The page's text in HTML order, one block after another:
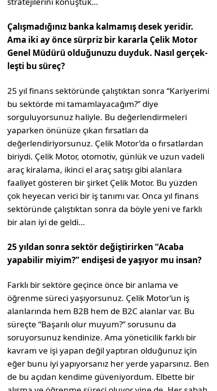
Çalışmadığınız banka kalmamış de­sek yeridir.
Ama iki ay önce sürpriz bir kararla Çelik Motor
Genel Müdü­rü olduğunuzu duyduk. Nasıl gerçek­
leşti bu süreç?
25 yıl finans sektöründe çalıştıktan sonra “Kariyerimi
bu sektörde mi tamamlaya­cağım?” diye
sorguluyorsunuz haliyle. Bu değerlendirmeleri
yaparken önünüze çıkan fırsatları da
değerlendiriyorsunuz. Çelik Motor’da o fırsatlardan
biriydi. Çelik Mo­tor, otomotiv, günlük ve uzun vadeli
araç kiralama, ikinci el araç satışı gibi alanlara
faaliyet gösteren bir şirket Çelik Motor. Bu yüzden
çok heyecan verici bir iş tanımı var. Onca yıl finans
sektöründe çalıştıktan sonra da böyle yeni ve farklı
bir alan iyi de geldi…
25 yıldan sonra sektör değiştirirken “Acaba
yapabilir miyim?” endişesi de yaşıyor mu insan?
Farklı bir sektöre geçince önce bir anla­ma ve
öğrenme süreci yaşıyorsunuz. Çelik Motor’un iş
alanlarında hem B2B hem de B2C alanlar var. Bu
süreçte “Başarılı olur muyum?” sorusunu da
soruyorsunuz ken­dinize. Ama yöneticilik farklı bir
kavram ve işi yapan değil yaptıran olduğunuz için
eğer bunu iyi yapıyorsanız her yerde yaparsınız. Ben
de bu açıdan kendime güveniyordum. Elbette bir